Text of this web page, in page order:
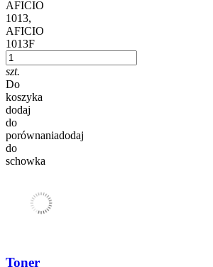
AFICIO
1013,
AFICIO
1013F
szt.
Do
koszyka
dodaj
do
porównaniadodaj
do
schowka
Toner